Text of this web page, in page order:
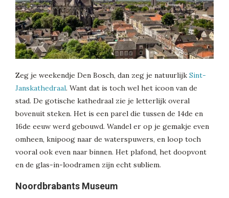
Zeg je weekendje Den Bosch, dan zeg je natuurlijk Sint-
Janskathedraal. Want dat is toch wel het icoon van de
stad. De gotische kathedraal zie je letterlijk overal
bovenuit steken. Het is een parel die tussen de 14de en
16de eeuw werd gebouwd. Wandel er op je gemakje even
omheen, knipoog naar de waterspuwers, en loop toch
vooral ook even naar binnen. Het plafond, het doopvont
en de glas-in-loodramen zijn echt subliem.
Noordbrabants Museum